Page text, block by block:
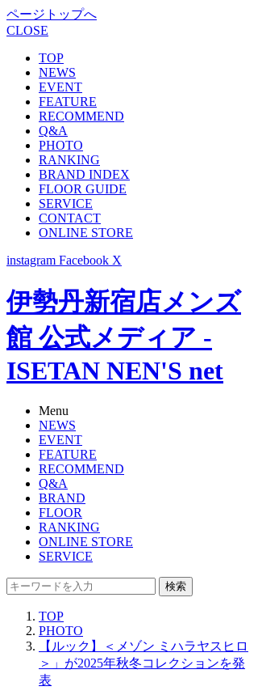
ページトップへ
CLOSE
TOP
NEWS
EVENT
FEATURE
RECOMMEND
Q&A
PHOTO
RANKING
BRAND INDEX
FLOOR GUIDE
SERVICE
CONTACT
ONLINE STORE
instagram Facebook X
伊勢丹新宿店メンズ
館 公式メディア -
ISETAN NEN'S net
Menu
NEWS
EVENT
FEATURE
RECOMMEND
Q&A
BRAND
FLOOR
RANKING
ONLINE STORE
SERVICE
検索
TOP
PHOTO
【ルック】＜メゾン ミハラヤスヒロ
＞」が2025年秋冬コレクションを発
表